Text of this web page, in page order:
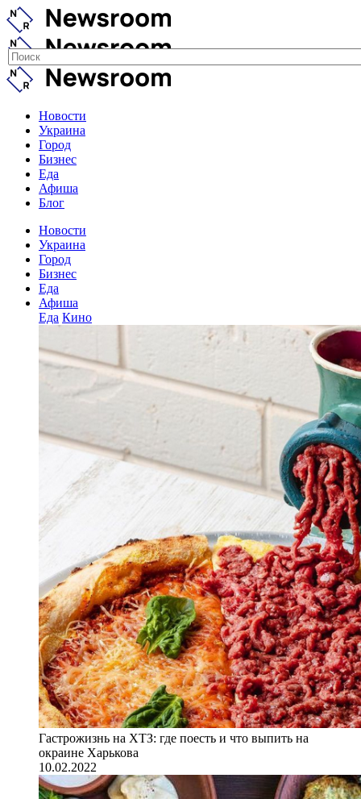
Новости
Украина
Город
Бизнес
Еда
Афиша
Блог
Новости
Украина
Город
Бизнес
Еда
Афиша
Еда Кино
Гастрожизнь на ХТЗ: где поесть и что выпить на
окраине Харькова
10.02.2022